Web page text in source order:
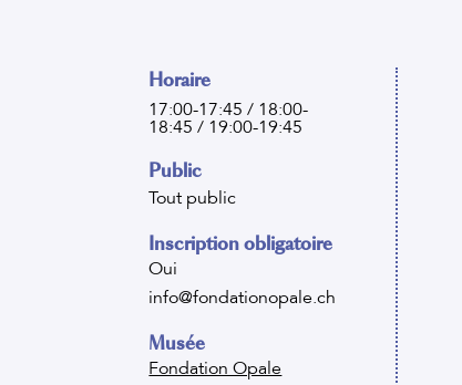
Horaire
17:00-17:45 / 18:00-
18:45 / 19:00-19:45
Public
Tout public
Inscription obligatoire
Oui
info@fondationopale.ch
Musée
Fondation Opale